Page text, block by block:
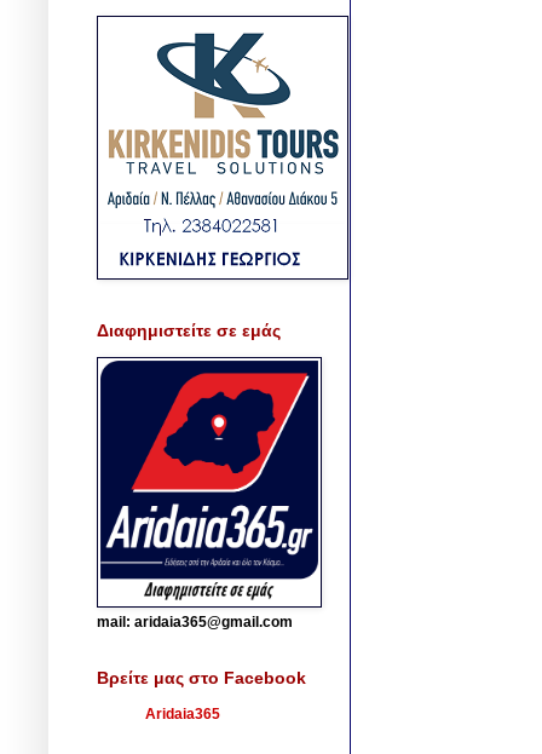
Διαφημιστείτε σε εμάς
mail: aridaia365@gmail.com
Βρείτε μας στο Facebook
Aridaia365